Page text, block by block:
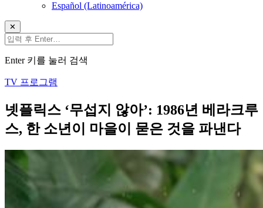
Español (Latinoamérica)
✕
Enter 키를 눌러 검색
TV 프로그램
넷플릭스 ‘무섭지 않아’: 1986년 베라크루
스, 한 소년이 마을이 묻은 것을 파낸다